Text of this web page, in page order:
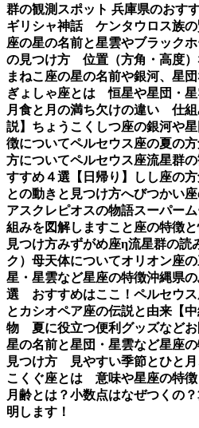
群の観測スポット 兵庫県のおす
ギリシャ神話 ケンタウロス族
座の星の名前と星雲やブラック
の見つけ方 位置（方角・高度）
まねこ座の星の名前や銀河、星
ぎょしゃ座とは 恒星や星団・
月食と月の満ち欠けの違い 仕組
説】 ちょうこくしつ座の銀河や
徴についてペルセウス座の夏の
方についてペルセウス座流星群
すすめ４選【日帰り】
しし座の
との動きと見つけ方へびつかい
アスクレピオスの物語スーパー
組みを図解しますこと座の特徴
見つけ方みずがめ座η流星群の
ク）母天体についてオリオン座
星・星雲など星座の特徴沖縄県
選 おすすめはここ！ ペルセウ
とカシオペア座の伝説と由来【中
物 夏に役立つ便利グッズなど
星の名前と星団・星雲など星座
見つけ方 見やすい季節とひと
こくぐ座とは 意味や星座の特
月齢とは？小数点はなぜつくの
明します！